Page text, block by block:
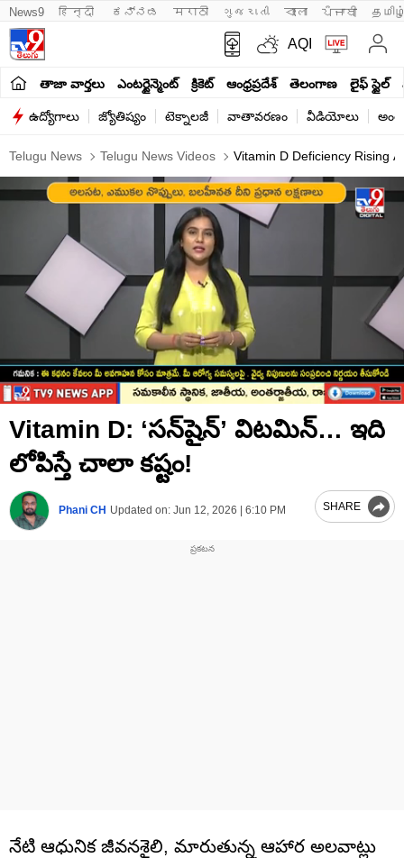
News9 हिन्दी ಕನ್ನಡ मराठी ગુજરાતી বাংলা ਪੰਜਾਬੀ
AQI
తాజా వార్తలు ఎంటర్టైన్మెంట్ క్రికెట్ ఆంధ్రప్రదేశ్ తెలంగాణ లైఫ్ స్టైల్
ఉద్యోగాలు జ్యోతిష్యం టెక్నాలజీ వాతావరణం వీడియోలు
Telugu News Telugu News Videos Vitamin D Deficiency Rising
seconds
minutes,
seconds
Vitamin D: ‘సన్‌షైన్’ విటమిన్… ఇది
లోపిస్తే చాలా కష్టం!
Phani CH Updated on: Jun 12, 2026 | 6:10 PM SHARE
నేటి ఆధునిక జీవనశైలి, మారుతున్న ఆహార అలవాట్లు